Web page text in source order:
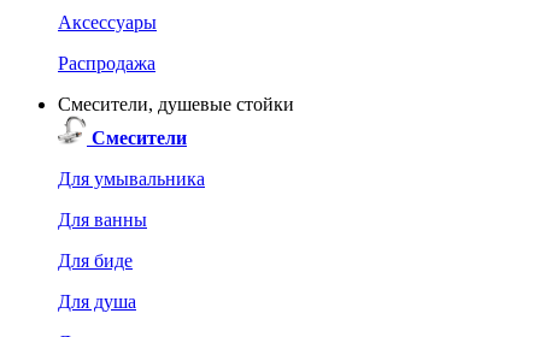
Аксессуары
Распродажа
Смесители, душевые стойки
Смесители
Для умывальника
Для ванны
Для биде
Для душа